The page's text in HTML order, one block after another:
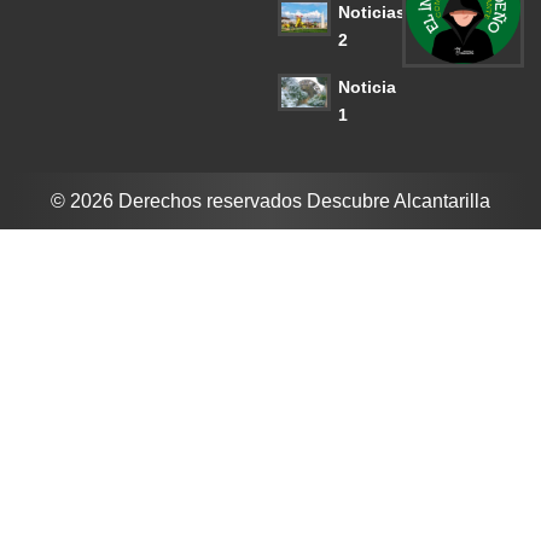
Noticias
2
Noticia
1
© 2026 Derechos reservados Descubre Alcantarilla